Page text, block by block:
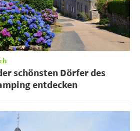
schönsten Dörfer des
entdecken